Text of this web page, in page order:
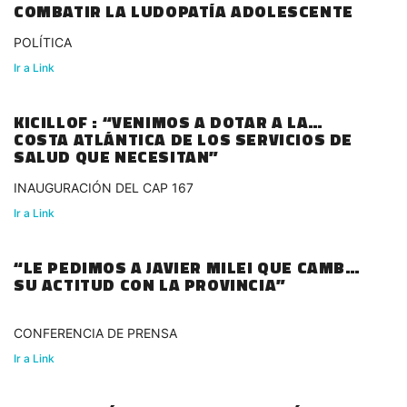
COMBATIR LA LUDOPATÍA ADOLESCENTE
POLÍTICA
Ir a Link
KICILLOF : “VENIMOS A DOTAR A LA
COSTA ATLÁNTICA DE LOS SERVICIOS DE
SALUD QUE NECESITAN”
INAUGURACIÓN DEL CAP 167
Ir a Link
“LE PEDIMOS A JAVIER MILEI QUE CAMBIE
SU ACTITUD CON LA PROVINCIA”
CONFERENCIA DE PRENSA
Ir a Link